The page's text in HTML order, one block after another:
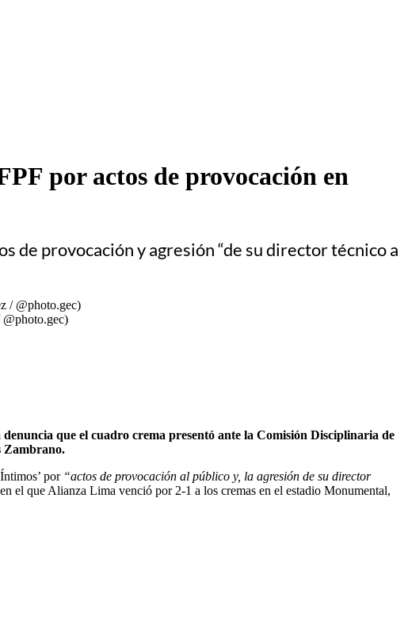
por actos de provocación en
de provocación y agresión “de su director técnico a
que el cuadro crema presentó ante la Comisión Disciplinaria de
Zambrano.
por “actos de provocación al público y, la agresión de su director
el que Alianza Lima venció por 2-1 a los cremas en el estadio Monumental,